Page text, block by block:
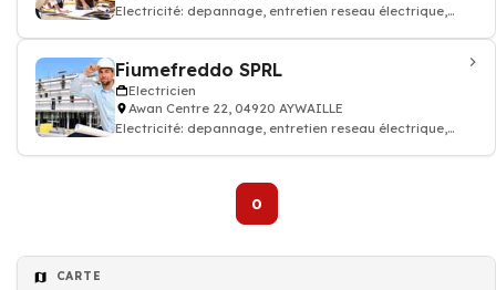
Electricité: depannage, entretien reseau électrique,
Fiumefreddo SPRL
Electricien
Awan Centre 22, 04920 AYWAILLE
Electricité: depannage, entretien reseau électrique,
0
CARTE